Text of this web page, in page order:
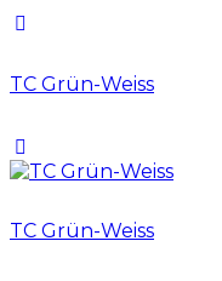
TC Grün-Weiss
TC Grün-Weiss